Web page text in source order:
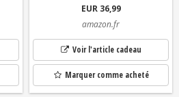
EUR 36,99
amazon.fr
Voir l'article cadeau
Marquer comme acheté